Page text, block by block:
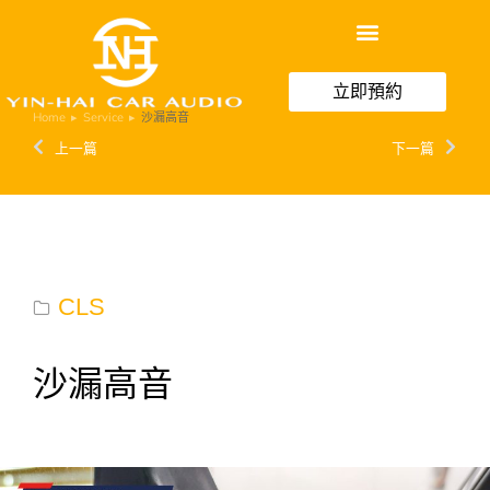
立即預約
You are here:
Home Service 沙漏高音
上一篇 下一篇
CLS
沙漏高音